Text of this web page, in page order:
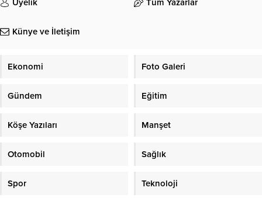
Künye ve İletişim
Ekonomi Foto Galeri
Gündem Eğitim
Köşe Yazıları Manşet
Otomobil Sağlık
Spor Teknoloji